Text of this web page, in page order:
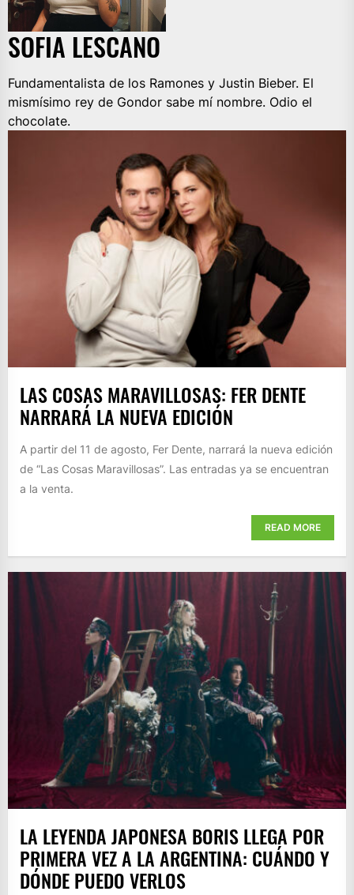
SOFIA LESCANO
Fundamentalista de los Ramones y Justin Bieber. El
mismísimo rey de Gondor sabe mí nombre. Odio el
chocolate.
LAS COSAS MARAVILLOSAS: FER DENTE
NARRARÁ LA NUEVA EDICIÓN
A partir del 11 de agosto, Fer Dente, narrará la nueva edición
de “Las Cosas Maravillosas”. Las entradas ya se encuentran
a la venta.
READ MORE
LA LEYENDA JAPONESA BORIS LLEGA POR
PRIMERA VEZ A LA ARGENTINA: CUÁNDO Y
DÓNDE PUEDO VERLOS